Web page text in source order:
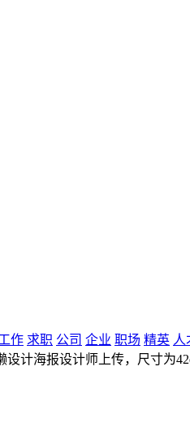
作 求职 公司 企业 职场 精英 人
计海报设计师上传，尺寸为